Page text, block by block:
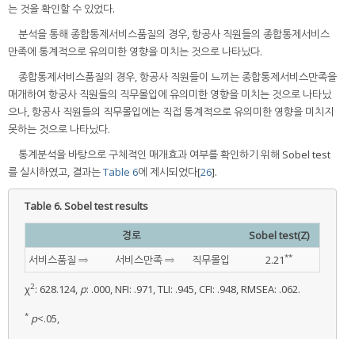
는 것을 확인할 수 있었다.
분석을 통해 종합통제서비스품질의 경우, 항공사 직원들의 종합통제서비스
만족에 통계적으로 유의미한 영향을 미치는 것으로 나타났다.
종합통제서비스품질의 경우, 항공사 직원들이 느끼는 종합통제서비스만족을
매개하여 항공사 직원들의 직무몰입에 유의미한 영향을 미치는 것으로 나타났
으나, 항공사 직원들의 직무몰입에는 직접 통계적으로 유의미한 영향을 미치지
못하는 것으로 나타났다.
통계분석을 바탕으로 구체적인 매개효과 여부를 확인하기 위해 Sobel test
를 실시하였고, 결과는Table 6에 제시되었다[26].
Table 6.Sobel test results
경로
Sobel test(Z)
서비스품질 ⇒
서비스만족 ⇒ 직무몰입 2.21**
χ2: 628.124, p: .000, NFI: .971, TLI: .945, CFI: .948, RMSEA: .062.
* p<.05,